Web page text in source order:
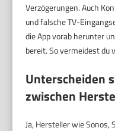
Verzögerungen. Auch
und falsche TV-
die App vorab herunter
bereit. So vermeidest du
Unterscheiden
zwischen
Ja, Hersteller wie Sonos,